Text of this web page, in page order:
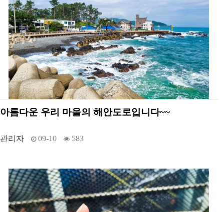
아름다운 우리 마을의 해안도로입니다~~
관리자 09-10 583